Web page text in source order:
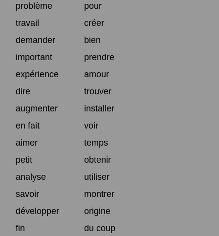
problème
pour
travail
créer
demander
bien
important
prendre
expérience
amour
dire
trouver
augmenter
installer
en fait
voir
aimer
temps
petit
obtenir
analyse
utiliser
savoir
montrer
développer
origine
fin
du coup